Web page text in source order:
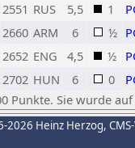
2551 RUS 5,5 1
2660 ARM 6 ½
2652 ENG 4,5 ½
2702 HUN 6 0
Punkte. Sie wurde
2026 Heinz Herzog,